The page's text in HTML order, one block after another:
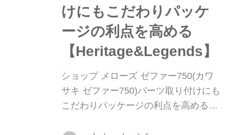
けにもこだわりパッケ
ージの利点を高める
【Heritage&Legends】
ショップ メローズ ゼファー750(カワ
サキ ゼファー750)パーツ取り付けにも
こだわりパッケージの利点を高める